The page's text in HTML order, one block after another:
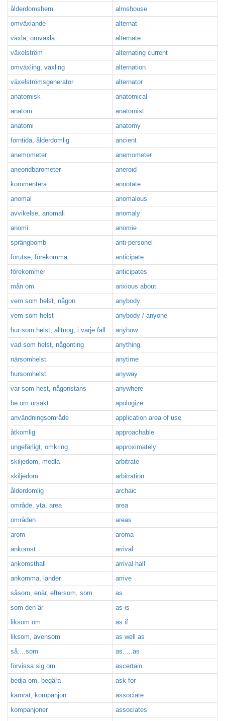
ålderdomshem
almshouse
omväxlande
alternat
växla, omväxla
alternate
växelström
alternating current
omväxling, växling
alternation
växelströmsgenerator
alternator
anatomisk
anatomical
anatom
anatomist
anatomi
anatomy
forntida, ålderdomlig
ancient
anemometer
anemometer
aneoridbarometer
aneroid
kommentera
annotate
anomal
anomalous
avvikelse, anomali
anomaly
anomi
anomie
sprängbomb
anti-personel
förutse, förekomma
anticipate
förekommer
anticipates
mån om
anxious about
vem som helst, någon
anybody
vem som helst
anybody / anyone
hur som helst, alltnog, i varje fall
anyhow
vad som helst, någonting
anything
närsomhelst
anytime
hursomhelst
anyway
var som hest, någonstans
anywhere
be om ursäkt
apologize
användningsområde
application area of use
åtkomlig
approachable
ungefärligt, omkring
approximately
skiljedom, medla
arbitrate
skiljedom
arbitration
ålderdomlig
archaic
område, yta, area
area
områden
areas
arom
aroma
ankomst
arrival
ankomsthall
arrival hall
ankomma, länder
arrive
såsom, enär, eftersom, som
as
som den är
as-is
liksom om
as if
liksom, ävensom
as well as
så....som
as.....as
förvissa sig om
ascertain
bedja om, begära
ask for
kamrat, kompanjon
associate
kompanjoner
associates